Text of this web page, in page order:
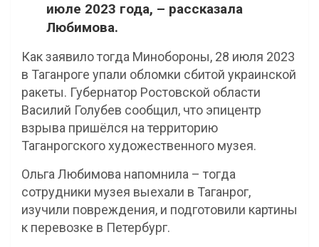
июле 2023 года, – рассказала
Любимова.
Как заявило тогда Минобороны, 28 июля 2023
в Таганроге упали обломки сбитой украинской
ракеты. Губернатор Ростовской области
Василий Голубев сообщил, что эпицентр
взрыва пришёлся на территорию
Таганрогского художественного музея.
Ольга Любимова напомнила – тогда
сотрудники музея выехали в Таганрог,
изучили повреждения, и подготовили картины
к перевозке в Петербург.